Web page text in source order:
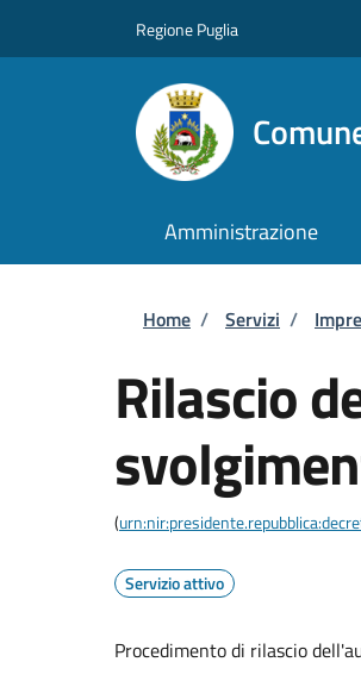
Regione Puglia
Amministrazione
Briciole di
Home / Servizi /
Rilascio
(
Servizio attivo
Procedimento di rilascio